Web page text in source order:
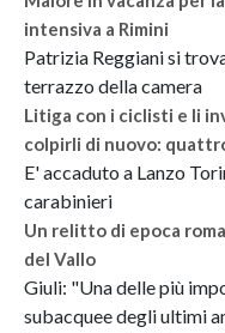
intensiva a Rimini
Patrizia Reggiani si
terrazzo della camera
Litiga con i ciclisti e li
colpirli di nuovo:
E' accaduto a Lanzo
carabinieri
Un relitto di epoca
del Vallo
Giuli: "Una delle più
subacquee degli ultimi